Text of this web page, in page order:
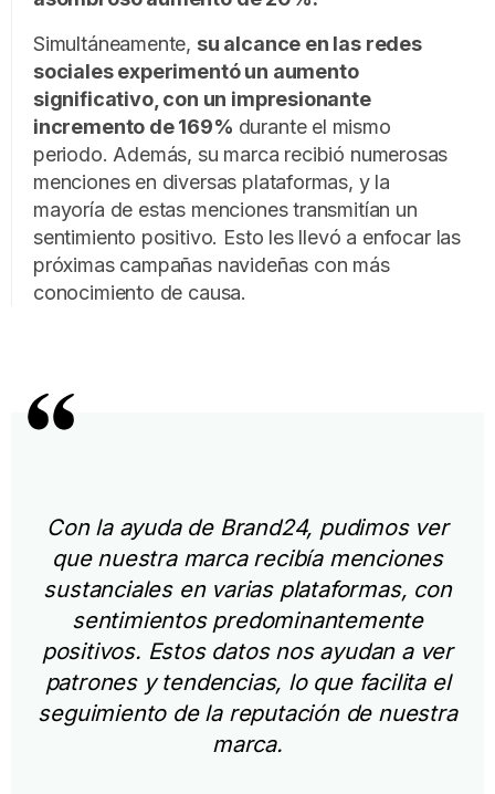
Simultáneamente, su alcance en las redes
sociales experimentó un aumento
significativo, con un impresionante
incremento de 169% durante el mismo
periodo. Además, su marca recibió numerosas
menciones en diversas plataformas, y la
mayoría de estas menciones transmitían un
sentimiento positivo. Esto les llevó a enfocar las
próximas campañas navideñas con más
conocimiento de causa.
Con la ayuda de Brand24, pudimos ver
que nuestra marca recibía menciones
sustanciales en varias plataformas, con
sentimientos predominantemente
positivos. Estos datos nos ayudan a ver
patrones y tendencias, lo que facilita el
seguimiento de la reputación de nuestra
marca.